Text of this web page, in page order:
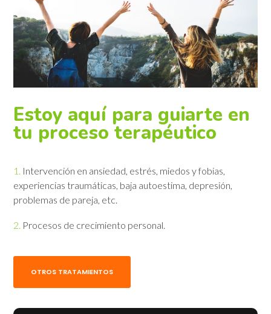
Estoy aquí para guiarte en
tu proceso terapéutico
1. Intervención en ansiedad, estrés, miedos y fobias,
experiencias traumáticas, baja autoestima, depresión,
problemas de pareja, etc.
2. Procesos de crecimiento personal.
OTROS TRATAMIENTOS